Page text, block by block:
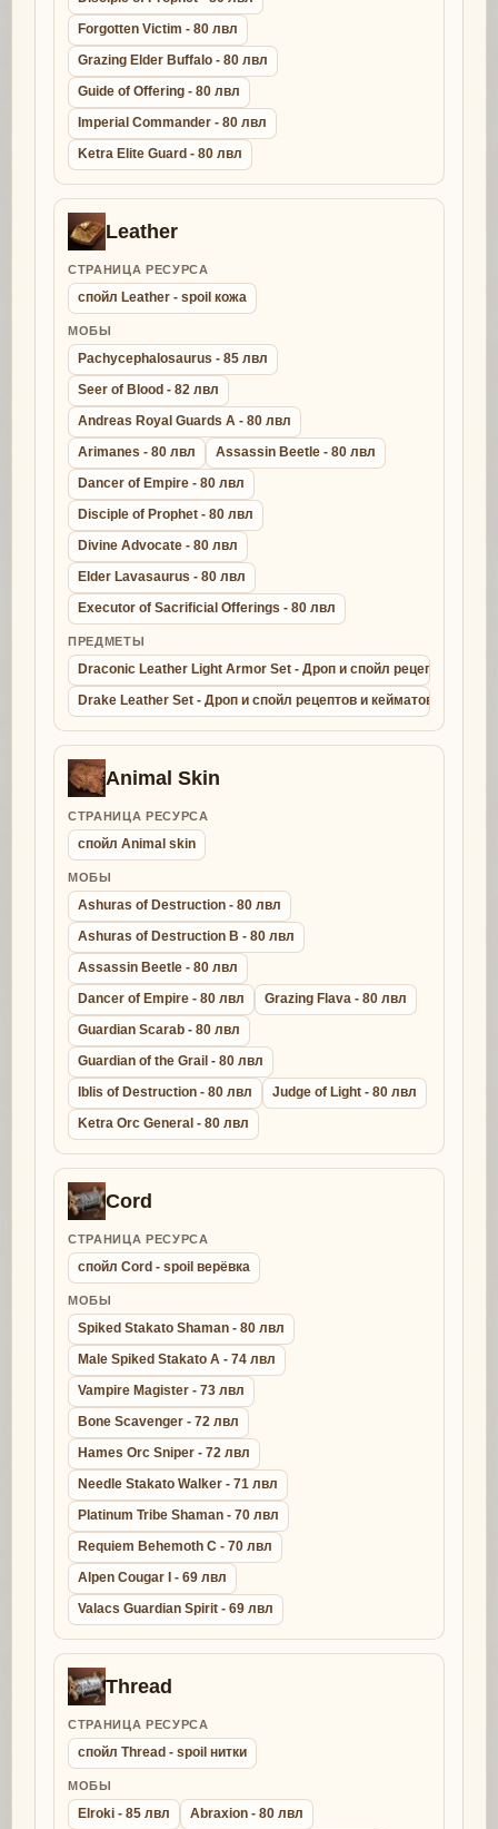
Forgotten Victim - 80 лвл
Grazing Elder Buffalo - 80 лвл
Guide of Offering - 80 лвл
Imperial Commander - 80 лвл
Ketra Elite Guard - 80 лвл
Leather
СТРАНИЦА РЕСУРСА
спойл Leather - spoil кожа
МОБЫ
Pachycephalosaurus - 85 лвл
Seer of Blood - 82 лвл
Andreas Royal Guards A - 80 лвл
Arimanes - 80 лвл
Assassin Beetle - 80 лвл
Dancer of Empire - 80 лвл
Disciple of Prophet - 80 лвл
Divine Advocate - 80 лвл
Elder Lavasaurus - 80 лвл
Executor of Sacrificial Offerings - 80 лвл
ПРЕДМЕТЫ
Draconic Leather Light Armor Set - Дроп и спойл рецептов и
Drake Leather Set - Дроп и спойл рецептов и кейматов - крафт
Animal Skin
СТРАНИЦА РЕСУРСА
спойл Animal skin
МОБЫ
Ashuras of Destruction - 80 лвл
Ashuras of Destruction B - 80 лвл
Assassin Beetle - 80 лвл
Dancer of Empire - 80 лвл
Grazing Flava - 80 лвл
Guardian Scarab - 80 лвл
Guardian of the Grail - 80 лвл
Iblis of Destruction - 80 лвл
Judge of Light - 80 лвл
Ketra Orc General - 80 лвл
Cord
СТРАНИЦА РЕСУРСА
спойл Cord - spoil верёвка
МОБЫ
Spiked Stakato Shaman - 80 лвл
Male Spiked Stakato A - 74 лвл
Vampire Magister - 73 лвл
Bone Scavenger - 72 лвл
Hames Orc Sniper - 72 лвл
Needle Stakato Walker - 71 лвл
Platinum Tribe Shaman - 70 лвл
Requiem Behemoth C - 70 лвл
Alpen Cougar I - 69 лвл
Valacs Guardian Spirit - 69 лвл
Thread
СТРАНИЦА РЕСУРСА
спойл Thread - spoil нитки
МОБЫ
Elroki - 85 лвл
Abraxion - 80 лвл